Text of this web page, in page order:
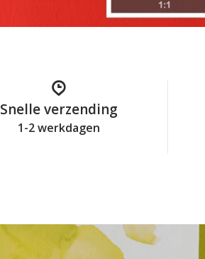
Snelle verzending
1-2 werkdagen